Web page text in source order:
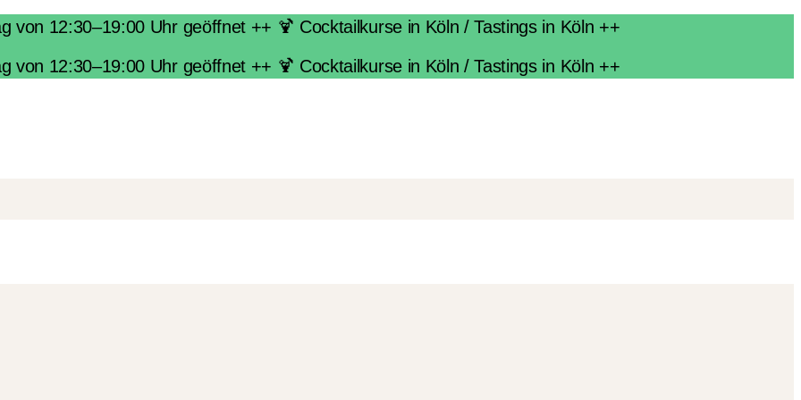
von 12:30–19:00 Uhr geöffnet ++ 🍹 Cocktailkurse in Köln / Tastings in Köln ++
von 12:30–19:00 Uhr geöffnet ++ 🍹 Cocktailkurse in Köln / Tastings in Köln ++